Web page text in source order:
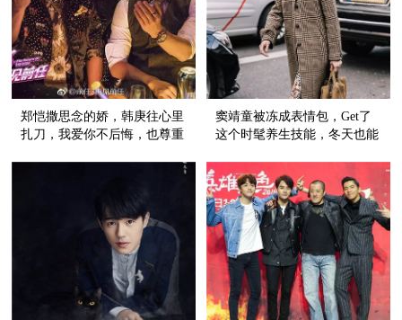
郑恺撒思念的娇，韩庚往心里
扎刀，我爱你不后悔，也尊重
窦靖童被冻成表情包，Get了
这个时髦养生技能，冬天也能